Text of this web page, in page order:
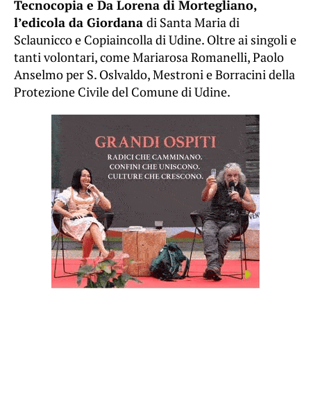
Tecnocopia e Da Lorena di Mortegliano,
l’edicola da Giordana di Santa Maria di
Sclaunicco e Copiaincolla di Udine. Oltre ai singoli e
tanti volontari, come Mariarosa Romanelli, Paolo
Anselmo per S. Oslvaldo, Mestroni e Borracini della
Protezione Civile del Comune di Udine.